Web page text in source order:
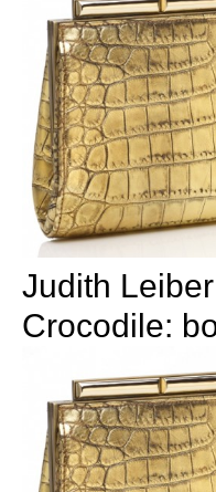
Judith
Crocodile: